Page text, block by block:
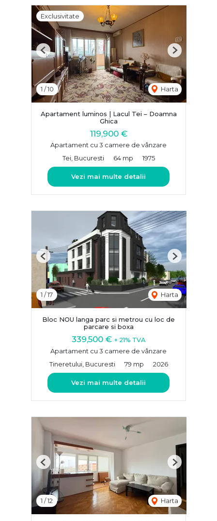
Exclusivitate
1 /10 Harta
Previous Next
Apartament luminos | Lacul Tei – Doamna
Ghica
119,900 €
Apartament cu 3 camere de vânzare
Tei, Bucuresti
64 mp 1975
Vezi mai multe detalii
1 /17 Harta
Previous Next
Bloc NOU langa parc si metrou cu loc de
parcare si boxa
339,500 € + 21% TVA
Apartament cu 3 camere de vânzare
Tineretului, Bucuresti
79 mp 2026
Vezi mai multe detalii
1 /12 Harta
Previous Next